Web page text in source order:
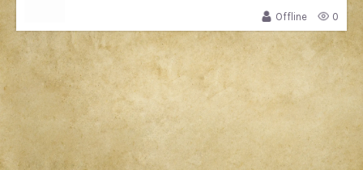
Offline
0